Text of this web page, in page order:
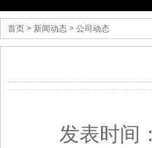
首页 > 新闻动态 > 公司动态
发表时间：